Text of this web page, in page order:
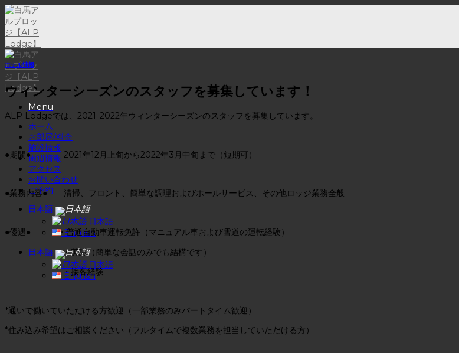
Skip
to
content
Menu
ホーム
お部屋/料金
施設情報
周辺情報
アクセス
お問い合わせ
ご予約
日本語
日本語
English
日本語
日本語
English
ホテル情報
ウィンターシーズンのスタッフを募集しています！
ALP Lodgeでは、2021-2022年ウィンターシーズンのスタッフを募集しています。
●期間● 2021年12月上旬から2022年3月中旬まで（短期可）
●業務内容● 清掃、フロント、簡単な調理およびホールサービス、その他ロッジ業務全般
●優遇● ・普通自動車運転免許（マニュアル車および雪道の運転経験）
・英語（簡単な会話のみでも結構です）
・接客経験
*通いで働いていただける方歓迎（一部業務のみパートタイム歓迎）
*住み込み希望はご相談ください（フルタイムで複数業務を担当していただける方）